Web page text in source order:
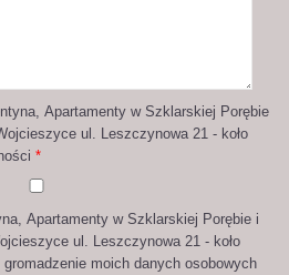
Apartamenty w Szklarskiej Porębie
ul. Leszczynowa 21 - koło
*
Apartamenty w Szklarskiej Porębie i
ul. Leszczynowa 21 - koło
moich danych osobowych